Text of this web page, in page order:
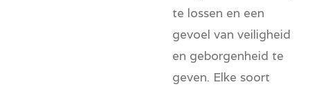
te lossen en een
gevoel van veiligheid
en geborgenheid te
geven. Elke soort